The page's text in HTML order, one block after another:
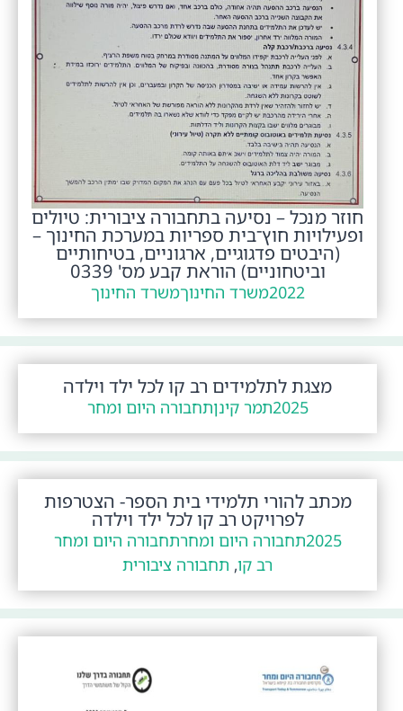
חוזר מנכל – נסיעה בתחבורה ציבורית: טיולים
ופעילויות חוץ־בית ספריות במערכת החינוך –
(היבטים פדגוגיים, ארגוניים, בטיחותיים
וביטחוניים) הוראת קבע מס' 0339
2022משרד החינוךמשרד החינוך
מצגת לתלמידים רב קו לכל ילד וילדה
2025תמר קינןתחבורה היום ומחר
מכתב להורי תלמידי בית הספר- הצטרפות
לפרויקט רב קו לכל ילד וילדה
2025תחבורה היום ומחרתחבורה היום ומחר
רב קו, תחבורה ציבורית